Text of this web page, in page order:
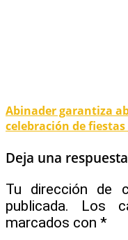
Abinader garantiza
celebración de
Deja una respuesta
Tu dirección de
publicada.
Los
marcados con *